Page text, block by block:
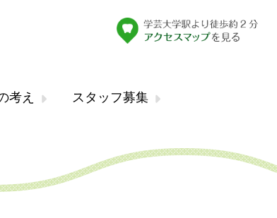
考え スタッフ募集